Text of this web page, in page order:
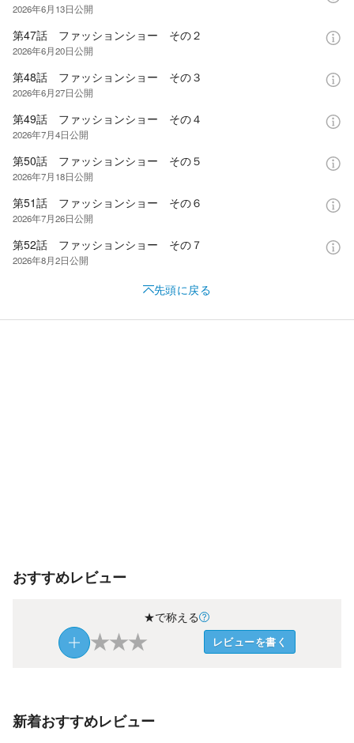
2026年6月13日公開
第47話 ファッションショー その２
2026年6月20日公開
第48話 ファッションショー その３
2026年6月27日公開
第49話 ファッションショー その４
2026年7月4日公開
第50話 ファッションショー その５
2026年7月18日公開
第51話 ファッションショー その６
2026年7月26日公開
第52話 ファッションショー その７
2026年8月2日公開
先頭に戻る
おすすめレビュー
★で称える
★★★ レビューを書く
新着おすすめレビュー